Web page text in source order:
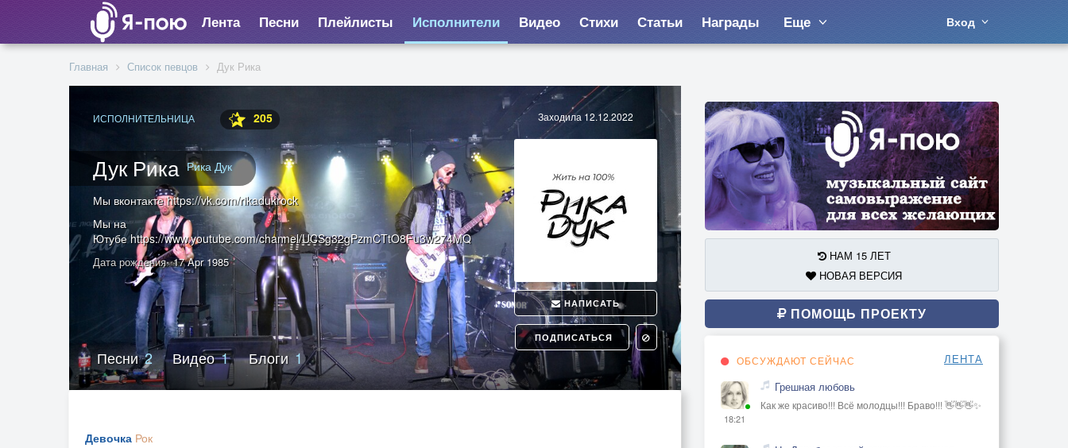
Лента Песни Плейлисты Исполнители Видео Стихи Статьи Награды Еще Вход
Главная Список певцов Дук Рика
ИСПОЛНИТЕЛЬНИЦА 205
Дук Рика Рика Дук
Заходила 12.12.2022
НАПИСАТЬ
ПОДПИСАТЬСЯ
Мы вконтакте https://vk.com/rikadukrock
Мы на
Ютубе https://www.youtube.com/channel/UCSg32gPzmCTtO8Fu3w274MQ
Дата рождения 17 Apr 1985
Песни2 Видео1 Блоги1
Девочка Рок
НАМ 15 ЛЕТ
НОВАЯ ВЕРСИЯ
ПОМОЩЬ ПРОЕКТУ
ОБСУЖДАЮТ СЕЙЧАС ЛЕНТА
18:21
Грешная любовь
Как же красиво!!! Всё молодцы!!! Браво!!! 👋👋👋✨